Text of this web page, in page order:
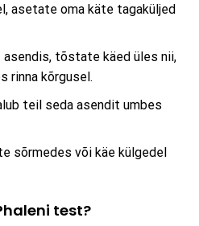
asetate oma käte tagaküljed
tõstate käed üles nii,
rinna kõrgusel.
teil seda asendit umbes
sõrmedes või käe külgedel
test?